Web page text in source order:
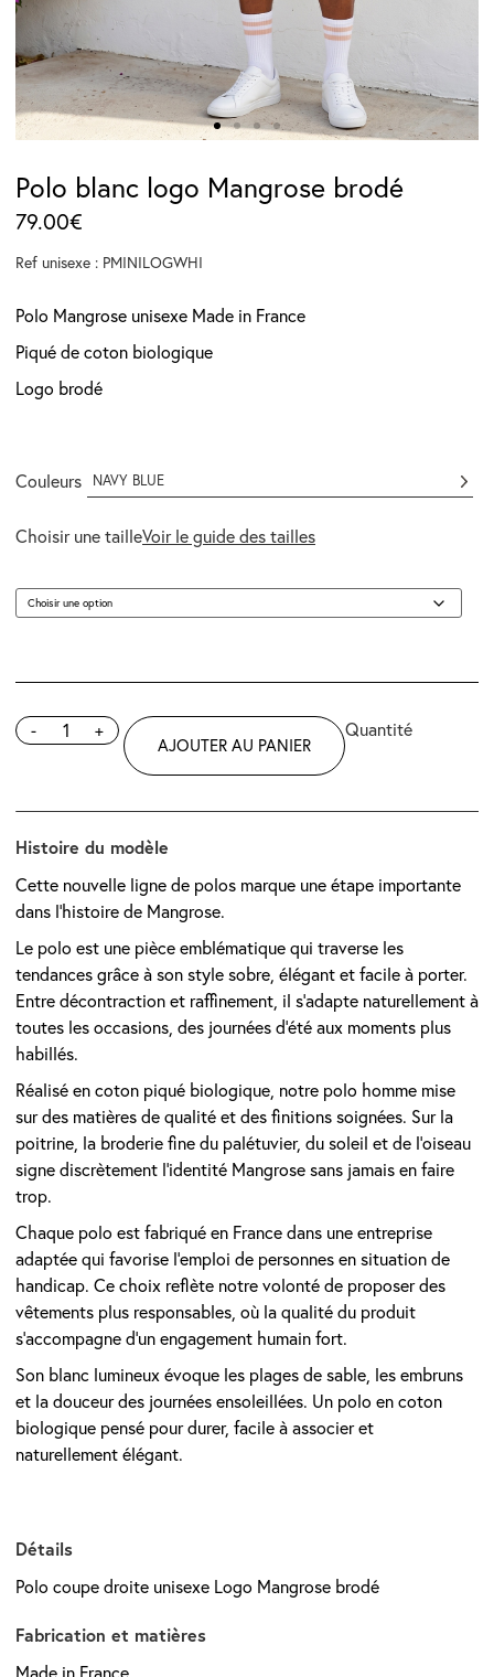
Histoire du modèle
Cette nouvelle ligne de polos marque une étape importante
dans l’histoire de Mangrose.
Le polo est une pièce emblématique qui traverse les
tendances grâce à son style sobre, élégant et facile à porter.
Entre décontraction et raffinement, il s’adapte naturellement à
toutes les occasions, des journées d’été aux moments plus
habillés.
Réalisé en coton piqué biologique, notre polo homme mise
sur des matières de qualité et des finitions soignées. Sur la
poitrine, la broderie fine du palétuvier, du soleil et de l’oiseau
signe discrètement l’identité Mangrose sans jamais en faire
trop.
Chaque polo est fabriqué en France dans une entreprise
adaptée qui favorise l’emploi de personnes en situation de
handicap. Ce choix reflète notre volonté de proposer des
vêtements plus responsables, où la qualité du produit
s’accompagne d’un engagement humain fort.
Son blanc lumineux évoque les plages de sable, les embruns
et la douceur des journées ensoleillées. Un polo en coton
biologique pensé pour durer, facile à associer et
naturellement élégant.
Détails
Polo coupe droite unisexe Logo Mangrose brodé
Fabrication et matières
Polo blanc logo Mangrose brodé
79.00€
Ref unisexe : PMINILOGWHI
Polo Mangrose unisexe Made in France
Piqué de coton biologique
Logo brodé
Couleurs NAVY BLUE
Choisir une tailleVoir le guide des tailles
- +
AJOUTER AU PANIER